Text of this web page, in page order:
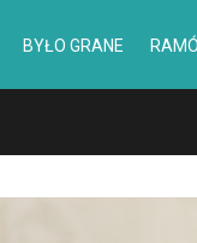
BYŁO GRANE